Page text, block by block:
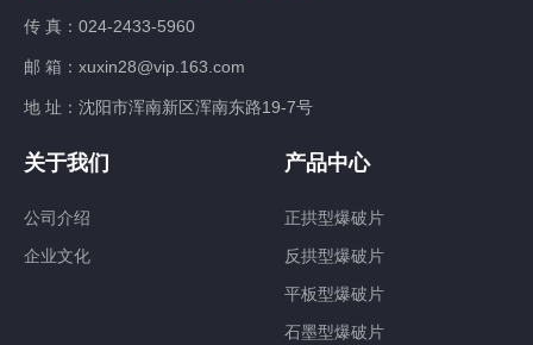
传 真：024-2433-5960
邮 箱：xuxin28@vip.163.com
地 址：沈阳市浑南新区浑南东路19-7号
关于我们
公司介绍
企业文化
产品中心
正拱型爆破片
反拱型爆破片
平板型爆破片
石墨型爆破片